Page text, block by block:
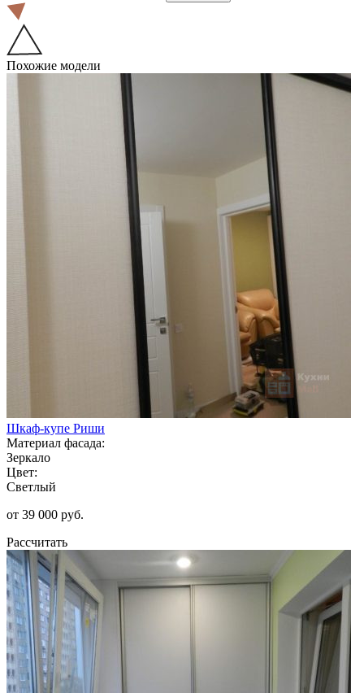
Похожие модели
Шкаф-купе Риши
Материал фасада:
Зеркало
Цвет:
Светлый
от 39 000 руб.
Рассчитать